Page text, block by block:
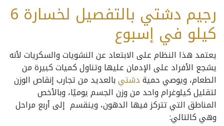
رجيم دشتي بالتفصيل لخسارة 6
كيلو في إسبوع
يعتمد هذا النظام على الابتعاد عن النشويات والسكريات لأنه
يشجع الأفراد على الإدمان عليها وتناول كميات كبيرة من
الطعام، ويوصي حميةدشتيبالعديد من تجارب إنقاص الوزن
لتقليل كيلوغرام واحد من وزن الجسم يوميًا، وبالأخص
المناطق التي تتركز فيها الدهون، وينقسم إلى أربع مراحل
وهي كالتالي: